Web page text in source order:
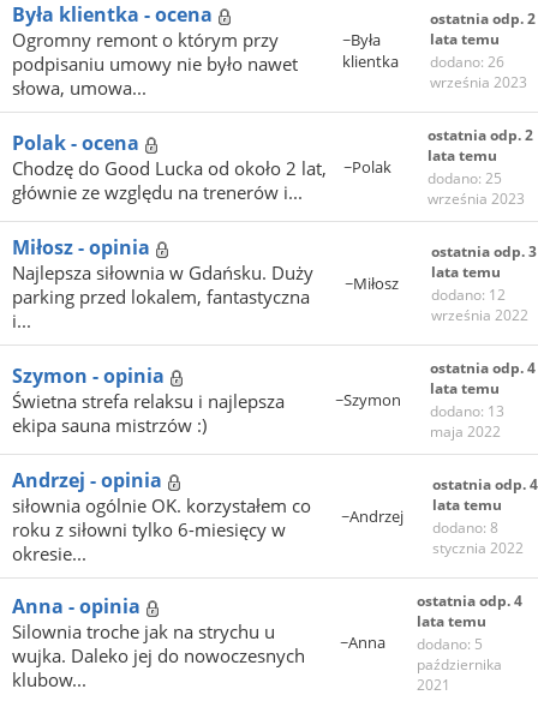
Była klientka - ocena
Ogromny remont o którym przy
podpisaniu umowy nie było nawet
słowa, umowa...
~Była
klientka
ostatnia odp. 2
lata temu
dodano: 26
września 2023
Polak - ocena
Chodzę do Good Lucka od około 2 lat,
głównie ze względu na trenerów i...
~Polak
ostatnia odp. 2
lata temu
dodano: 25
września 2023
Miłosz - opinia
Najlepsza siłownia w Gdańsku. Duży
parking przed lokalem, fantastyczna
i...
~Miłosz
ostatnia odp. 3
lata temu
dodano: 12
września 2022
Szymon - opinia
Świetna strefa relaksu i najlepsza
ekipa sauna mistrzów :)
~Szymon
ostatnia odp. 4
lata temu
dodano: 13
maja 2022
Andrzej - opinia
siłownia ogólnie OK. korzystałem co
roku z siłowni tylko 6-miesięcy w
okresie...
~Andrzej
ostatnia odp. 4
lata temu
dodano: 8
stycznia 2022
Anna - opinia
Silownia troche jak na strychu u
wujka. Daleko jej do nowoczesnych
klubow...
~Anna
ostatnia odp. 4
lata temu
dodano: 5
października
2021